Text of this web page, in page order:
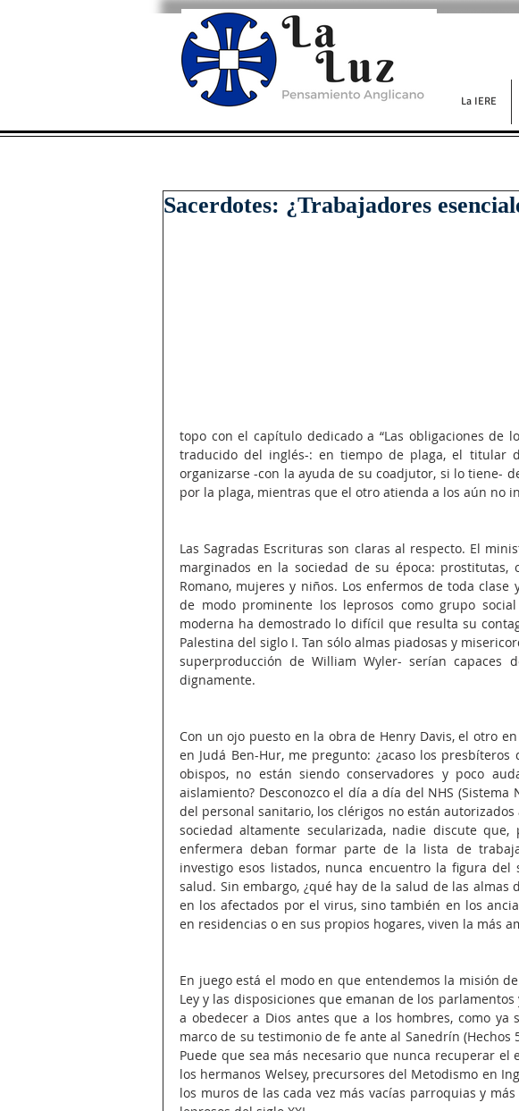
La IERE
Sacerdotes: ¿Trabajadores
topo con el capítulo dedicado a “Las obligaciones de
traducido del inglés-: en tiempo de plaga, el titular
organizarse -con la ayuda de su coadjutor, si lo tiene-
por la plaga, mientras que el otro atienda a los aún no
Las Sagradas Escrituras son claras al respecto. El
marginados en la sociedad de su época:
Romano, mujeres y niños. Los enfermos de toda
de modo prominente los leprosos como grupo
moderna ha demostrado lo difícil que resulta su
Palestina del siglo I. Tan sólo almas piadosas y
superproducción de William Wyler- serían capaces
dignamente.
Con un ojo puesto en la obra de Henry Davis, el otro
en Judá Ben-Hur, me pregunto: ¿acaso los
obispos, no están siendo conservadores y poco
aislamiento? Desconozco el día a día del NHS
del personal sanitario, los clérigos no están
sociedad altamente secularizada, nadie discute
enfermera deban formar parte de la lista de
investigo esos listados, nunca encuentro la figura
salud. Sin embargo, ¿qué hay de la salud de las
en los afectados por el virus, sino también en los
en residencias o en sus propios hogares, viven la más
En juego está el modo en que entendemos la misión
Ley y las disposiciones que emanan de los
a obedecer a Dios antes que a los hombres, como
marco de su testimonio de fe ante al Sanedrín (Hechos
Puede que sea más necesario que nunca recuperar
los hermanos Welsey, precursores del Metodismo en
los muros de las cada vez más vacías parroquias y